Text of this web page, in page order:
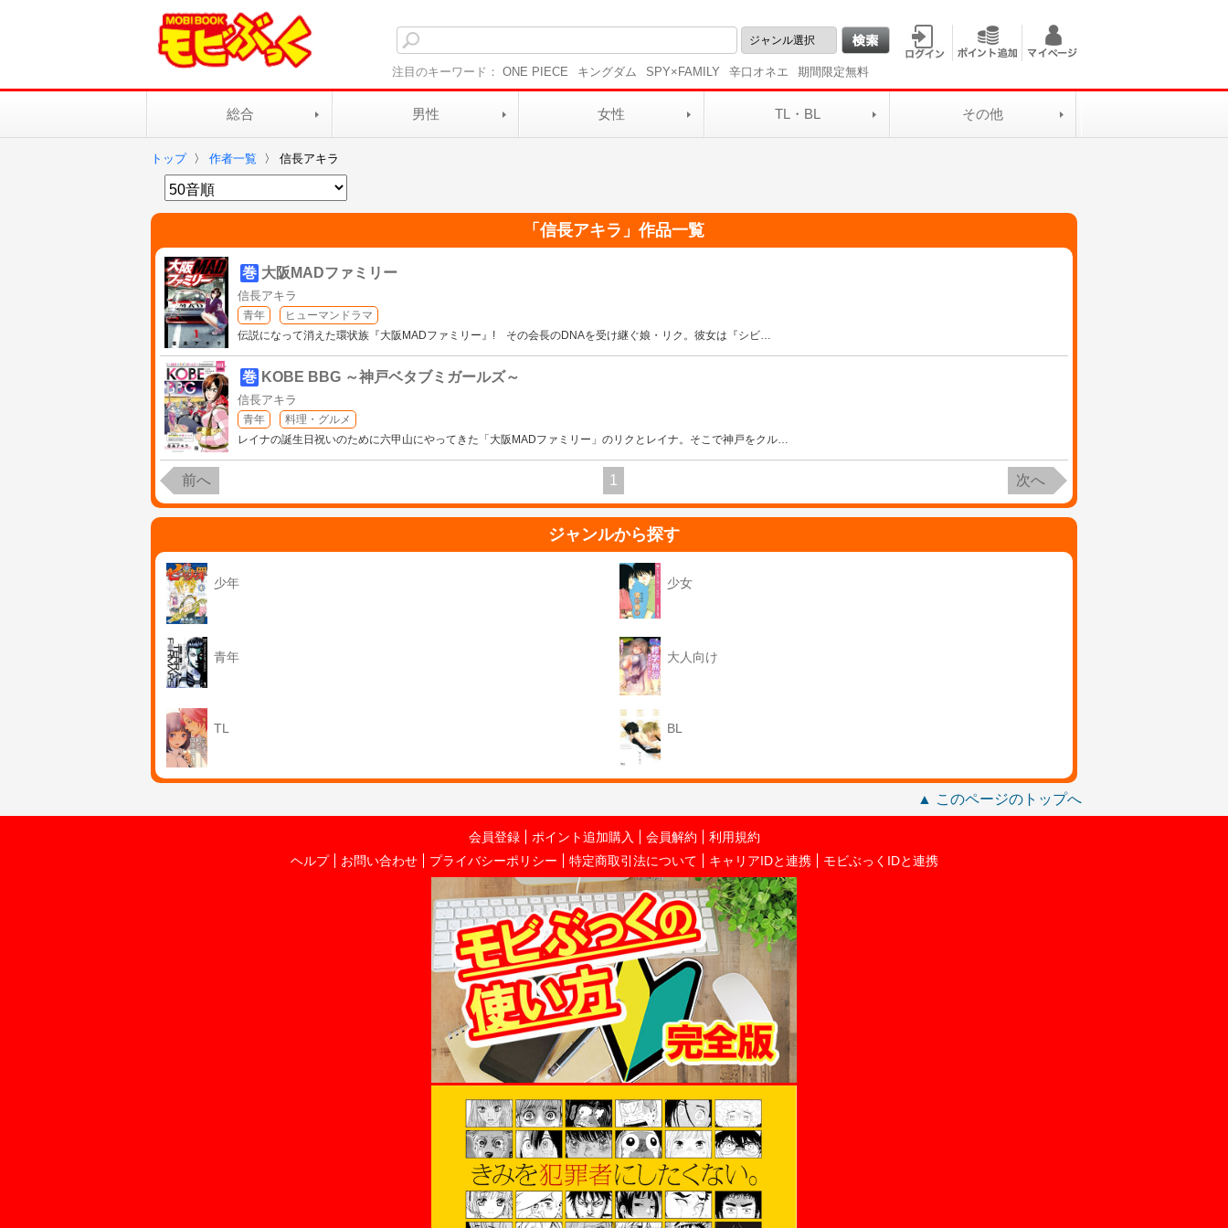
注目のキーワード： ONE PIECE キングダム SPY×FAMILY 辛口オネエ 期間限定無料
総合 男性 女性 TL・BL その他
トップ 〉 作者一覧 〉 信長アキラ
「 信長アキラ 」作品一覧
巻 大阪MADファミリー
信長アキラ
青年
ヒューマンドラマ
伝説になって消えた環状族『大阪MADファミリー』! その会長のDNAを受け継ぐ娘・リク。彼女は『シビ…
巻 KOBE BBG ～神戸ベタブミガールズ～
信長アキラ
青年
料理・グルメ
レイナの誕生日祝いのために六甲山にやってきた「大阪MADファミリー」のリクとレイナ。そこで神戸をクル…
前へ 1 次へ
ジャンルから探す
少年 少女
青年 大人向け
TL BL
▲ このページのトップへ
会員登録 ポイント追加購入 会員解約
利用規約
ヘルプ
お問い合わせ プライバシーポリシー 特定商取引法について キャリアIDと連携 モビぶっくIDと連携